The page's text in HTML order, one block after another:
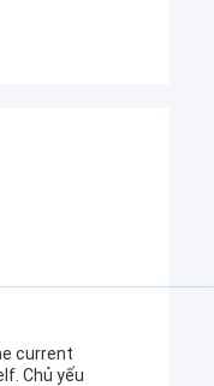
current
Chủ yếu